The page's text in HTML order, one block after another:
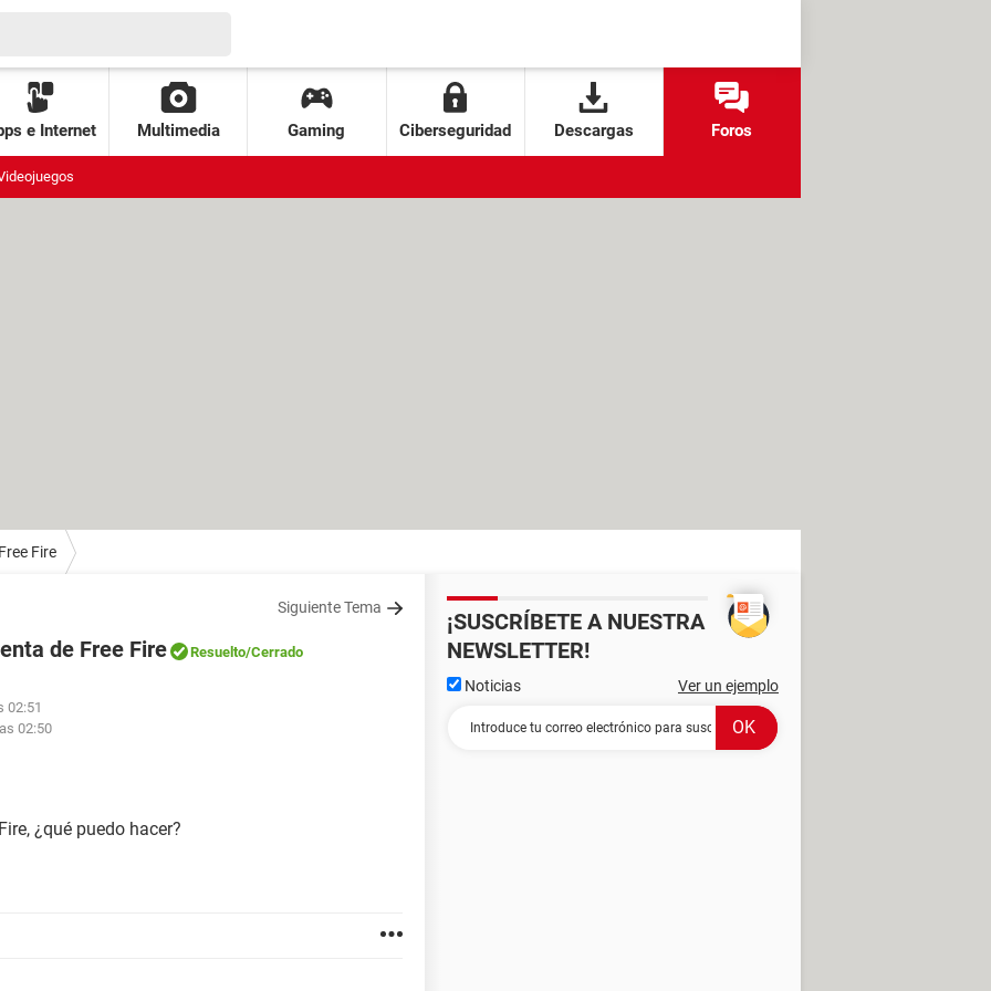
e Internet Multimedia Gaming Ciberseguridad Descargas Foros
Fire
Siguiente Tema
de Free Fire Resuelto/Cerrado
02:51
02:50
¿qué puedo hacer?
¡SUSCRÍBETE A NUESTRA
NEWSLETTER!
Noticias Ver un ejemplo